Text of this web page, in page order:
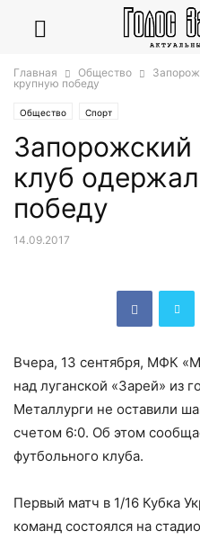
Главная Общество
крупную победу
Общество Спорт
клуб
победу
14.09.2017
Вчера, 13 сентября, МФК
над луганской «Зарей» из
Металлурги не оставили
счетом 6:0. Об этом
футбольного клуба.
Первый матч в 1/16 Кубка
команд состоялся на